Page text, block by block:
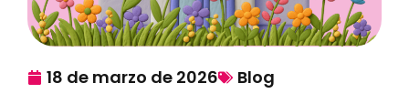
18 de marzo de 2026 Blog